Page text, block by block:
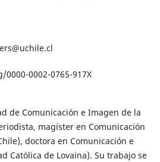
0002-0765-917X
de Comunicación e Imagen de la
magíster en Comunicación
doctora en Comunicación e
Católica de Lovaina). Su trabajo se